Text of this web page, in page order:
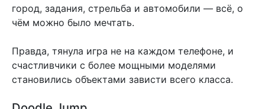
город, задания, стрельба и автомобили — всё, о
чём можно было мечтать.
Правда, тянула игра не на каждом телефоне, и
счастливчики с более мощными моделями
становились объектами зависти всего класса.